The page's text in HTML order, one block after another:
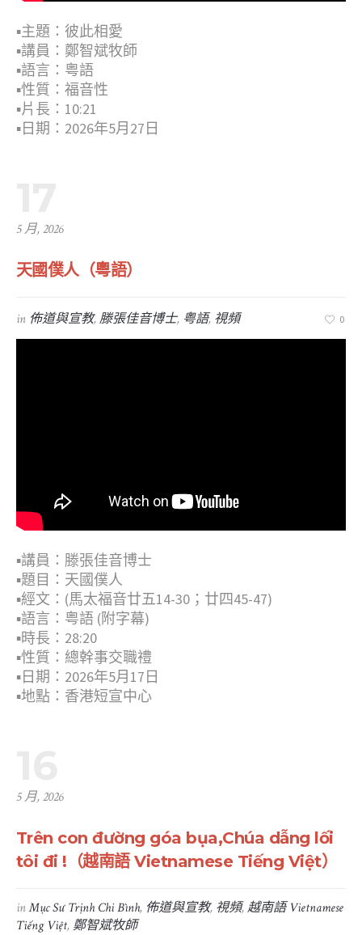
▪︎主題：彼此相愛
▪︎講員：鄭智斌牧師
▪︎語言：粤語
▪︎性質：福音性
▪︎片長：10:21
▪︎日期：2026年5月27日
5 月, 2026
天國僕人（粵語）
in 佈道與宣教,滕張佳音博士, 粤語, 視頻 0
▪︎講員：滕張佳音博士
▪︎題目：天國僕人
▪︎經文：(馬太福音廿五14-30；廿四45-47)
▪︎語言：粤語 (附字幕)
▪︎時長：28:20
▪︎性質：總幹事交職禮
▪︎日期：2026年5月17日
▪︎地點：香港短宣中心
5 月, 2026
Trên con đường góa bụa,Chúa dẫng lối
tôi đi !（越南語 Vietnamese Tiếng Việt）
inMục Sư Trịnh Chi Bình, 佈道與宣教, 視頻,越南語 Vietnamese
Tiếng Việt,鄭智斌牧師